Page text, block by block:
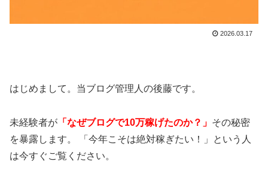
2026.03.17
はじめまして。当ブログ管理人の後藤です。
未経験者が 「なぜブログで10万稼げたのか？」 その秘密
を暴露します。 「今年こそは絶対稼ぎたい！」という人
は今すぐご覧ください。